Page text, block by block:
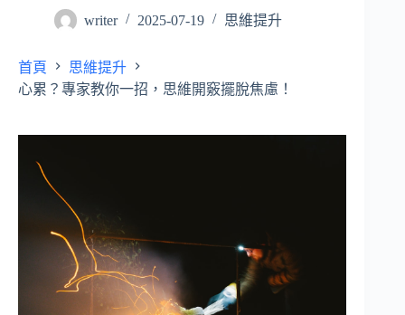
writer 2025-07-19 思維提升
首頁
思維提升
心累？專家教你一招，思維開竅擺脫焦慮！